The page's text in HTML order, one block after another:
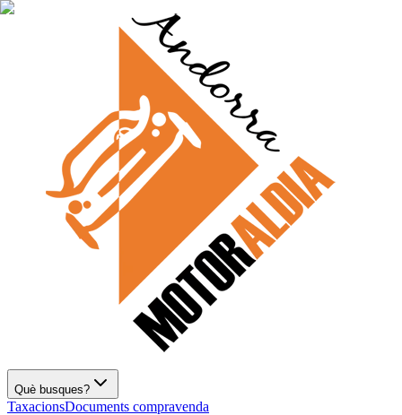
Què busques?
TaxacionsDocuments compravenda